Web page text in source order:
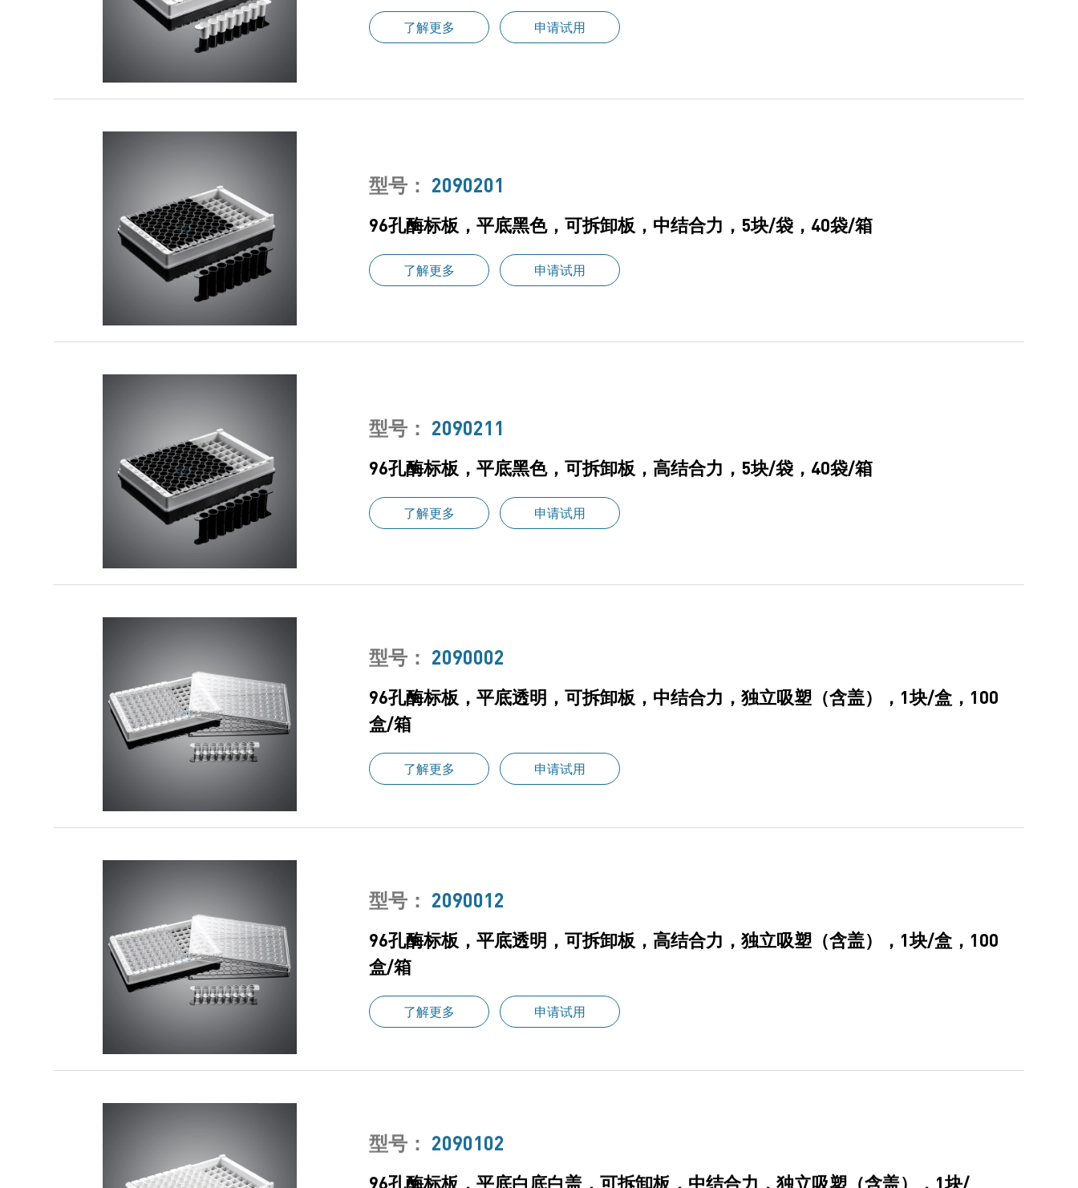
了解更多 申请试用
型号： 2090201
96孔酶标板，平底黑色，可拆卸板，中结合力，5块/袋，40袋/箱
了解更多 申请试用
型号： 2090211
96孔酶标板，平底黑色，可拆卸板，高结合力，5块/袋，40袋/箱
了解更多 申请试用
型号： 2090002
96孔酶标板，平底透明，可拆卸板，中结合力，独立吸塑（含盖），1块/盒，100
盒/箱
了解更多 申请试用
型号： 2090012
96孔酶标板，平底透明，可拆卸板，高结合力，独立吸塑（含盖），1块/盒，100
盒/箱
了解更多 申请试用
型号： 2090102
96孔酶标板，平底白底白盖，可拆卸板，中结合力，独立吸塑（含盖），1块/